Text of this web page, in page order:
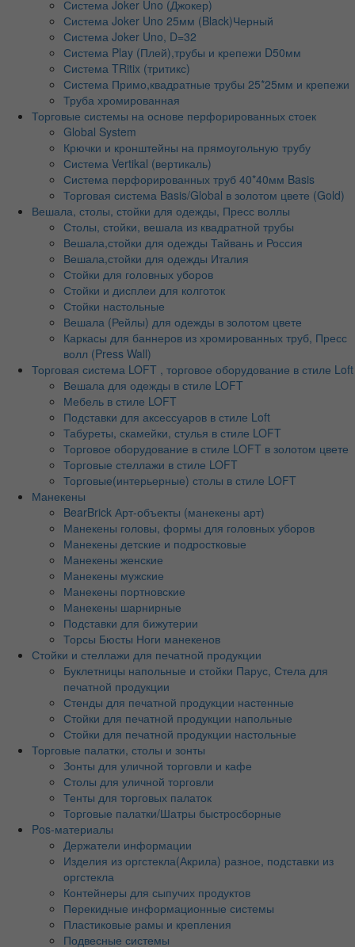
Система Joker Uno (Джокер)
Система Joker Uno 25мм (Black)Черный
Система Joker Uno, D=32
Система Play (Плей),трубы и крепежи D50мм
Система TRitix (тритикс)
Система Примо,квадратные трубы 25*25мм и крепежи
Труба хромированная
Торговые системы на основе перфорированных стоек
Global System
Крючки и кронштейны на прямоугольную трубу
Система Vertikal (вертикаль)
Система перфорированных труб 40*40мм Basis
Торговая система Basis/Global в золотом цвете (Gold)
Вешала, столы, стойки для одежды, Пресс воллы
Столы, стойки, вешала из квадратной трубы
Вешала,стойки для одежды Тайвань и Россия
Вешала,стойки для одежды Италия
Стойки для головных уборов
Стойки и дисплеи для колготок
Стойки настольные
Вешала (Рейлы) для одежды в золотом цвете
Каркасы для баннеров из хромированных труб, Пресс
волл (Press Wall)
Торговая система LOFT , торговое оборудование в стиле Loft
Вешала для одежды в стиле LOFT
Мебель в стиле LOFT
Подставки для аксессуаров в стиле Loft
Табуреты, скамейки, стулья в стиле LOFT
Торговое оборудование в стиле LOFT в золотом цвете
Торговые стеллажи в стиле LOFT
Торговые(интерьерные) столы в стиле LOFT
Манекены
BearBrick Арт-объекты (манекены арт)
Манекены головы, формы для головных уборов
Манекены детские и подростковые
Манекены женские
Манекены мужские
Манекены портновские
Манекены шарнирные
Подставки для бижутерии
Торсы Бюсты Ноги манекенов
Стойки и стеллажи для печатной продукции
Буклетницы напольные и стойки Парус, Стела для
печатной продукции
Стенды для печатной продукции настенные
Стойки для печатной продукции напольные
Стойки для печатной продукции настольные
Торговые палатки, столы и зонты
Зонты для уличной торговли и кафе
Столы для уличной торговли
Тенты для торговых палаток
Торговые палатки/Шатры быстросборные
Pos-материалы
Держатели информации
Изделия из оргстекла(Акрила) разное, подставки из
оргстекла
Контейнеры для сыпучих продуктов
Перекидные информационные системы
Пластиковые рамы и крепления
Подвесные системы